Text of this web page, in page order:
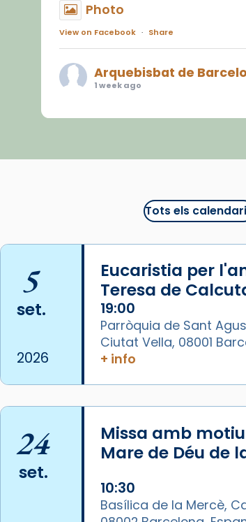
Photo
View on Facebook · Share
Arquebisbat de
1 week ago
juliol la missa de Les
📸 J. Merino
Photo
View on Facebook · Share
Arquebisbat de
Catedral de Barcelona.
tingut lloc la missa
gràcies en agraïment al
apostòlica del Sant Pare
a Barcelona, i als
Tots els
5
set.
2026
Eucaristia per
Teresa de
19:00
Parròquia de Sant
Ciutat Vella, 08001
+ info
24
set.
Missa amb
Mare de Déu de
10:30
Basílica de la Mercè,